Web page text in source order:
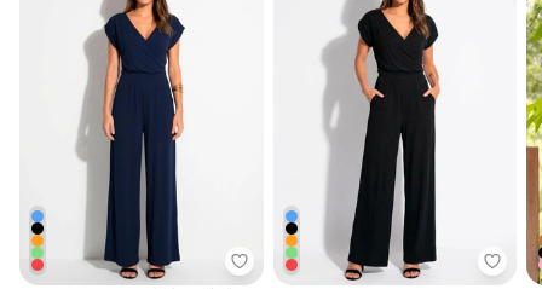
Quintess - Macacão Azul